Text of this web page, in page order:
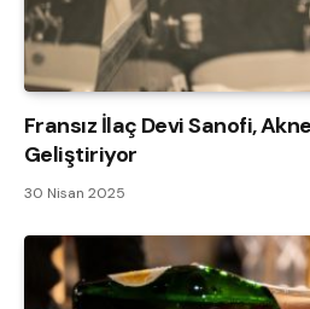
Fransız İlaç Devi Sanofi,
Geliştiriyor
30 Nisan 2025